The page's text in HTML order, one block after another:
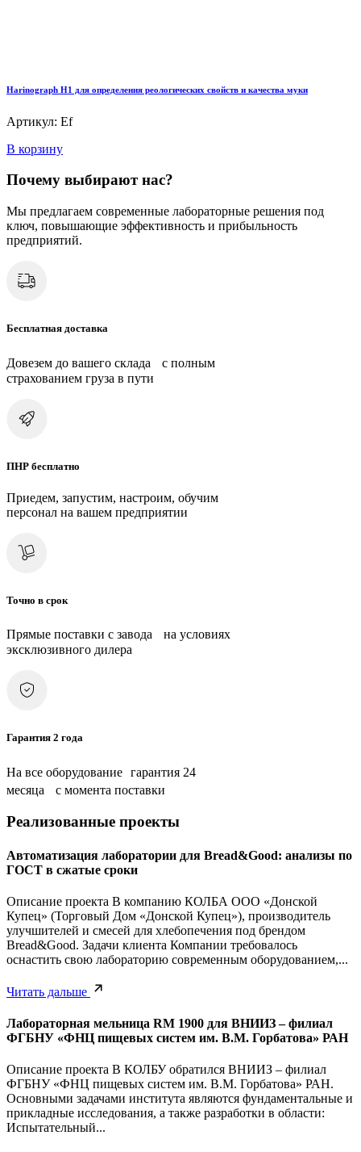
Harinograph Н1 для определения реологических свойств и качества муки
Артикул: Ef
В корзину
Почему выбирают нас?
Мы предлагаем современные лабораторные решения под
ключ, повышающие эффективность и прибыльность
предприятий.
Бесплатная доставка
Довезем до вашего склада с полным
страхованием груза в пути
ПНР бесплатно
Приедем, запустим, настроим, обучим
персонал на вашем предприятии
Точно в срок
Прямые поставки с завода на условиях
эксклюзивного дилера
Гарантия 2 года
На все оборудование гарантия 24
месяца с момента поставки
Реализованные проекты
Автоматизация лаборатории для Bread&Good: анализы по
ГОСТ в сжатые сроки
Описание проекта В компанию КОЛБА ООО «Донской
Купец» (Торговый Дом «Донской Купец»), производитель
улучшителей и смесей для хлебопечения под брендом
Bread&Good. Задачи клиента Компании требовалось
оснастить свою лабораторию современным оборудованием,...
Читать дальше
Лабораторная мельница RM 1900 для ВНИИЗ – филиал
ФГБНУ «ФНЦ пищевых систем им. В.М. Горбатова» РАН
Описание проекта В КОЛБУ обратился ВНИИЗ – филиал
ФГБНУ «ФНЦ пищевых систем им. В.М. Горбатова» РАН.
Основными задачами института являются фундаментальные и
прикладные исследования, а также разработки в области:
Испытательный...